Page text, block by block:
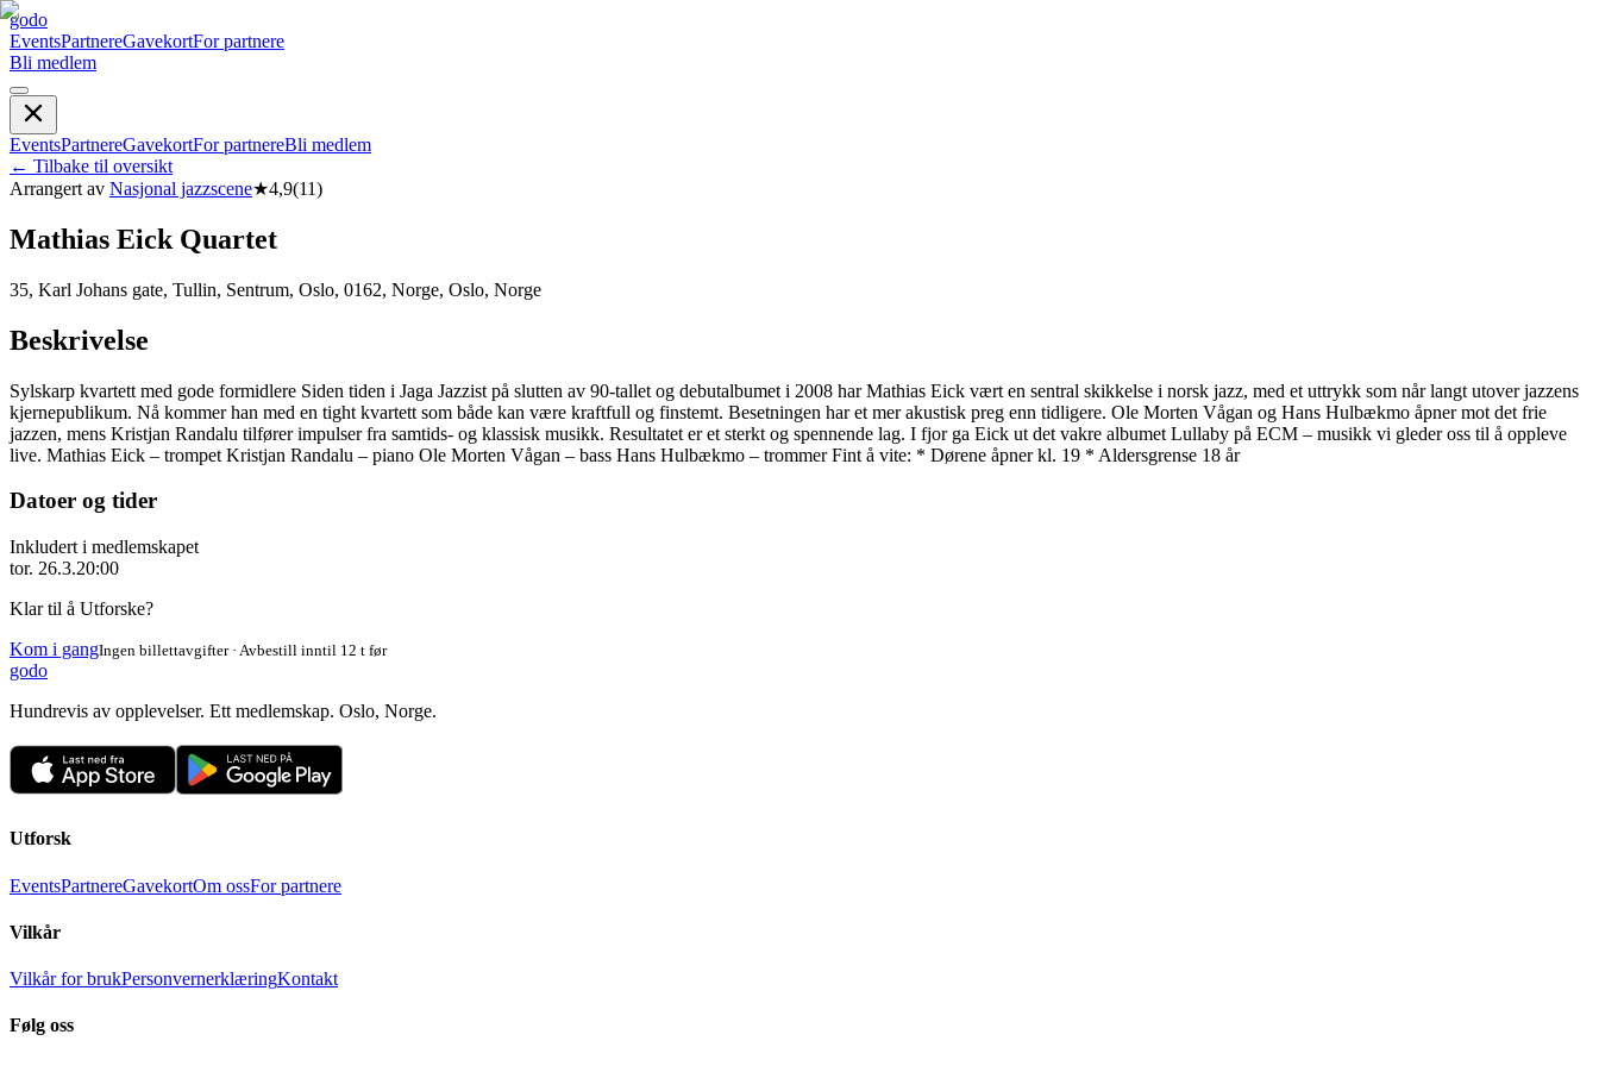
godo
EventsPartnereGavekortFor partnere
Bli medlem
EventsPartnereGavekortFor partnereBli medlem
← Tilbake til oversikt
Arrangert av Nasjonal jazzscene★4,9(11)
Mathias Eick Quartet
35, Karl Johans gate, Tullin, Sentrum, Oslo, 0162, Norge, Oslo, Norge
Beskrivelse
Sylskarp kvartett med gode formidlere Siden tiden i Jaga Jazzist på slutten av 90-tallet og debutalbumet i 2008 har Mathias Eick vært en sentral skikkelse i norsk jazz, med et uttrykk som når langt utover jazzens
kjernepublikum. Nå kommer han med en tight kvartett som både kan være kraftfull og finstemt. Besetningen har et mer akustisk preg enn tidligere. Ole Morten Vågan og Hans Hulbækmo åpner mot det frie
jazzen, mens Kristjan Randalu tilfører impulser fra samtids- og klassisk musikk. Resultatet er et sterkt og spennende lag. I fjor ga Eick ut det vakre albumet Lullaby på ECM – musikk vi gleder oss til å oppleve
live. Mathias Eick – trompet Kristjan Randalu – piano Ole Morten Vågan – bass Hans Hulbækmo – trommer Fint å vite: * Dørene åpner kl. 19 * Aldersgrense 18 år
Datoer og tider
Inkludert i medlemskapet
tor. 26.3.20:00
Klar til å Utforske?
Kom i gangIngen billettavgifter · Avbestill inntil 12 t før
godo
Hundrevis av opplevelser. Ett medlemskap. Oslo, Norge.
Utforsk
EventsPartnereGavekortOm ossFor partnere
Vilkår
Vilkår for brukPersonvernerklæringKontakt
Følg oss